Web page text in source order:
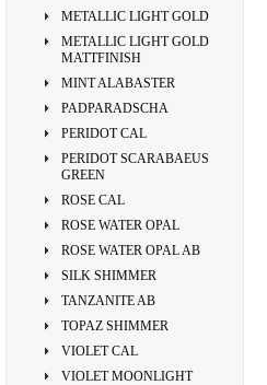
METALLIC LIGHT GOLD
METALLIC LIGHT GOLD
MATTFINISH
MINT ALABASTER
PADPARADSCHA
PERIDOT CAL
PERIDOT SCARABAEUS
GREEN
ROSE CAL
ROSE WATER OPAL
ROSE WATER OPAL AB
SILK SHIMMER
TANZANITE AB
TOPAZ SHIMMER
VIOLET CAL
VIOLET MOONLIGHT